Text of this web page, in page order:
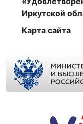
Иркутской
Карта сайта